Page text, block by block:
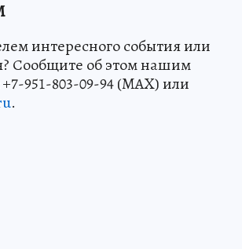
интересного события или
Сообщите об этом нашим
951-803-09-94 (MAX) или
.